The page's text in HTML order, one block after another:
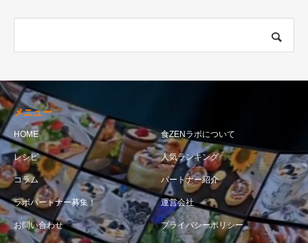
メニュー
HOME 食ZENラボについて
レシピ 人気ランキング
コラム パートナー紹介
ラボパートナー募集！ 運営会社
お問い合わせ プライバシーポリシー